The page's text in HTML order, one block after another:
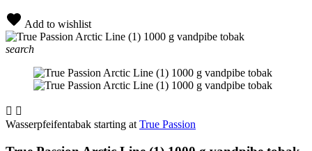
Add to wishlist
search
 
Wasserpfeifentabak starting at True Passion